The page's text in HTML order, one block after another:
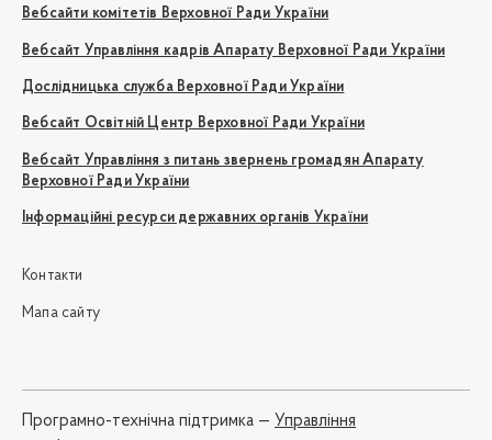
Вебсайти комітетів Верховної Ради України
Вебсайт Управління кадрів Апарату Верховної Ради України
Дослідницька служба Верховної Ради України
Вебсайт Освітній Центр Верховної Ради України
Вебсайт Управління з питань звернень громадян Апарату
Верховної Ради України
Інформаційні ресурси державних органів України
Контакти
Мапа сайту
Програмно-технічна підтримка — Управління